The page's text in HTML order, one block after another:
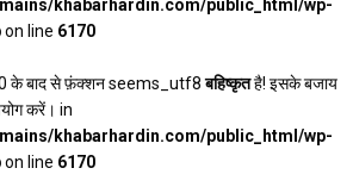
khabarhardin.com/public_html/wp-
on line 6170
के बाद से फ़ंक्शन seems_utf8बहिष्कृतहै! इसके बजाय
करें। in
khabarhardin.com/public_html/wp-
on line 6170